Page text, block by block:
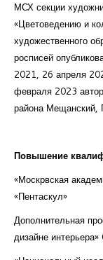
МСХ секции
«Цветоведению и
художественного
росписей
2021, 26 апреля
февраля 2023
района Мещанский,
Повышение
«Москрвская
«Пентаскул»
Дополнительная
дизайне